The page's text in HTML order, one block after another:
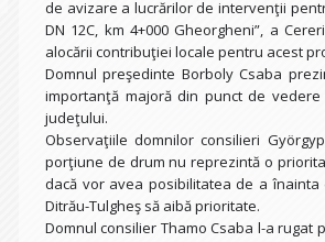
de avizare a lucrărilor de intervenţii
DN 12C, km 4+000 Gheorgheni”, a
alocării contribuţiei locale pentru acest
Domnul preşedinte Borboly Csaba
importanţă majoră din punct de
judeţului.
Observaţiile domnilor consilieri
porţiune de drum nu reprezintă o
dacă vor avea posibilitatea de a
Ditrău-Tulgheş să aibă prioritate.
Domnul consilier Thamo Csaba l-a